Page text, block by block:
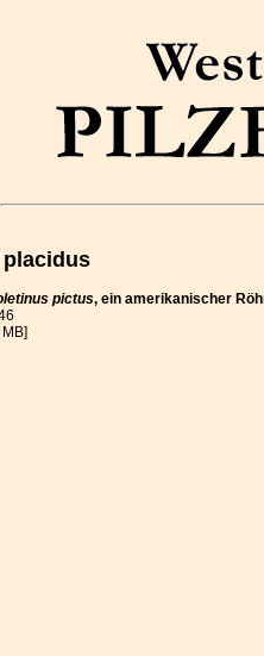
pictus, ein amerikanischer
MB]